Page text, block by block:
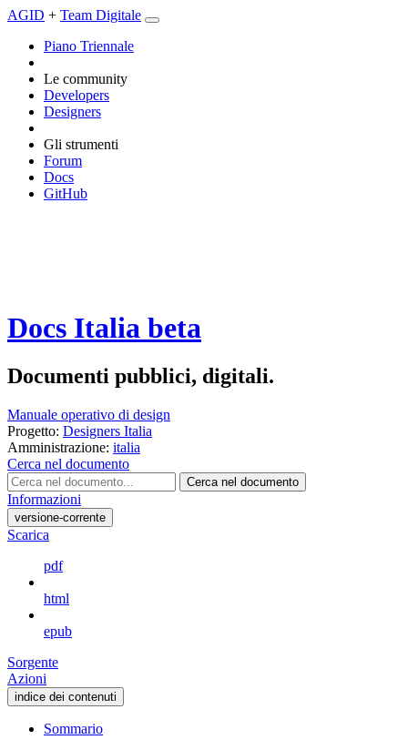
AGID + Team Digitale
Piano Triennale
Le community
Developers
Designers
Gli strumenti
Forum
Docs
GitHub
Docs Italia beta
Documenti pubblici, digitali.
Manuale operativo di design
Progetto: Designers Italia
Amministrazione: italia
Cerca nel documento
Cerca nel documento
Informazioni
versione-corrente
Scarica
pdf
html
epub
Sorgente
Azioni
indice dei contenuti
Sommario